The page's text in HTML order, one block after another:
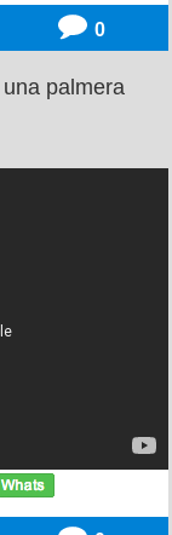
0
palmera